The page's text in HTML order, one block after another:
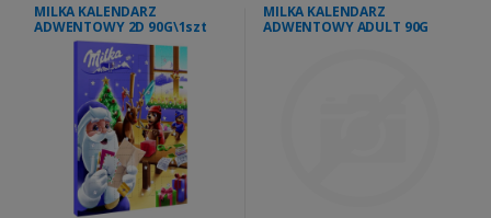
MILKA KALENDARZ
ADWENTOWY 2D 90G\1szt
MILKA KALENDARZ
ADWENTOWY ADULT 90G